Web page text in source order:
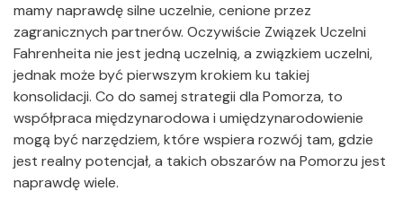
mamy naprawdę silne uczelnie, cenione przez
zagranicznych partnerów. Oczywiście Związek Uczelni
Fahrenheita nie jest jedną uczelnią, a związkiem uczelni,
jednak może być pierwszym krokiem ku takiej
konsolidacji. Co do samej strategii dla Pomorza, to
współpraca międzynarodowa i umiędzynarodowienie
mogą być narzędziem, które wspiera rozwój tam, gdzie
jest realny potencjał, a takich obszarów na Pomorzu jest
naprawdę wiele.